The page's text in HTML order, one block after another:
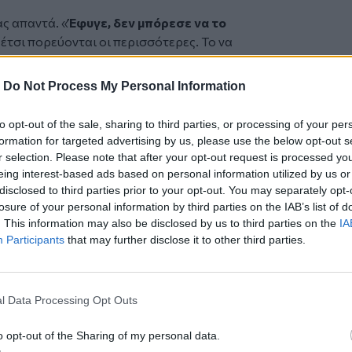
Do Not Process My Personal Information
opt-out of the sale, sharing to third parties, or processing of your
for targeted advertising by us, please use the below opt-out
selection. Please note that after your opt-out request is processed
interest-based ads based on personal information utilized by us
to third parties prior to your opt-out. You may separately
of your personal information by third parties on the IAB’s list of
This information may also be disclosed by us to third parties on the
Participants that may further disclose it to other third parties.
Data Processing Opt Outs
opt-out of the Sharing of my personal data.
απαντά. «Έφυγε, δεν μπόρεσε να το
πορεύονται οι περισσότερες. Το να
είναι ο κανόνας. Συνήθως οι άντρες
δει εγώ
όλα αυτά τα χρόνια, για να φτάσουμε
της, για να τη μάθω να συλλαβίζει,
της. Και φτάσαμε τώρα στο να
μπορεί να έχει μια τέτοια διαδρομή.
οι ίδιοι έχουμε ιδιαιτερότητες»,
μέσα στο περιβάλλον. Πριν από
δεν ήταν όπως είναι σήμερα. Τότε
το κεφάλι.Μπαίναμε στο
δύναμη και από τις δυό μας
έχει ευαισθητοποιηθεί ο
τα νέα παιδιά. Η νέα γενιά είναι
δείχνουν πλέον μεγάλη ευαισθησία